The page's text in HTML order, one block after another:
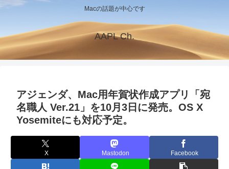
Macの話題が中心です
AAPL Ch.
アジェンダ、Mac用年賀状作成アプリ「宛
名職人 Ver.21」を10月3日に発売。OS X
Yosemiteにも対応予定。
X Mastodon Facebook